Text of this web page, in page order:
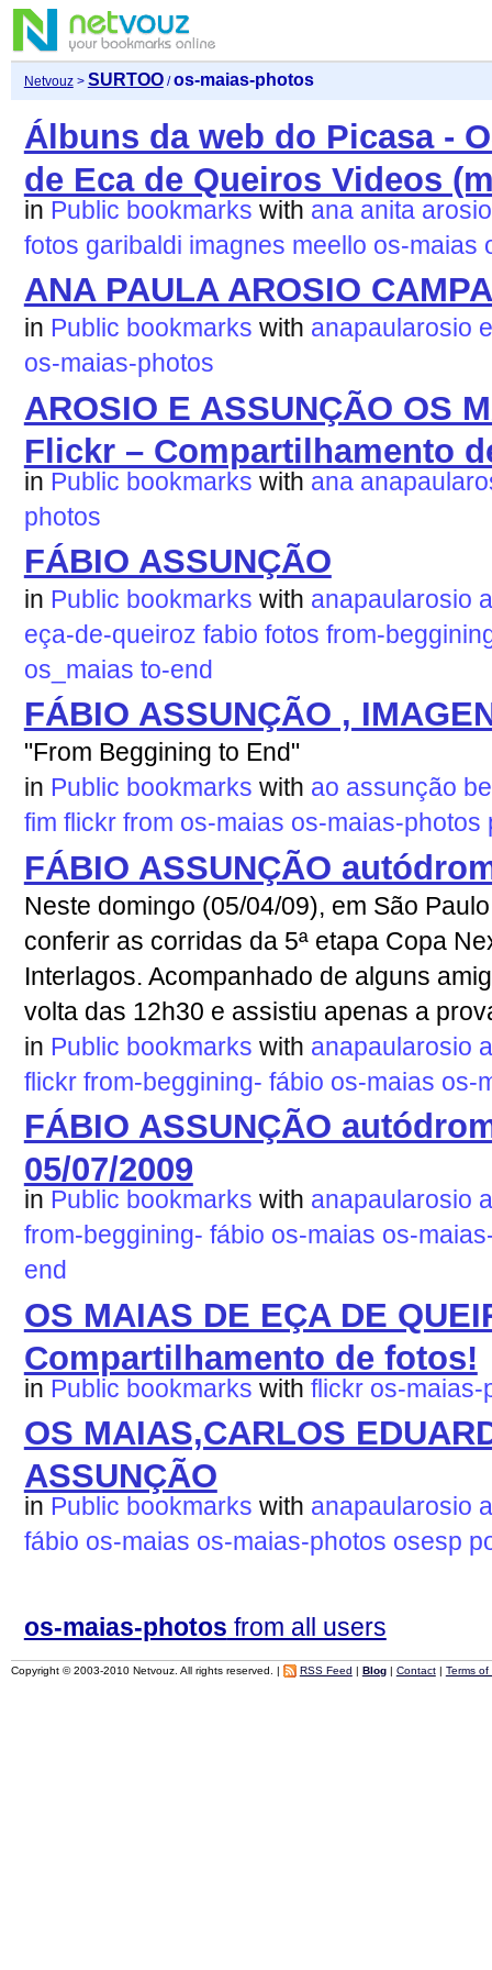
Netvouz> SURTOO/os-maias-photos
Álbuns da web do Picasa -
de Eca de Queiros Videos
in Public bookmarks with ana anita arosio
fotos garibaldi imagnes meello os-maias
ANA PAULA AROSIO
in Public bookmarks with anapaularosio
os-maias-photos
AROSIO E ASSUNÇÃO OS
Flickr – Compartilhamento
in Public bookmarks with ana
photos
FÁBIO ASSUNÇÃO
in Public bookmarks with anapaularosio
eça-de-queiroz fabio fotos from-
os_maias to-end
FÁBIO ASSUNÇÃO ,
"From Beggining to End"
in Public bookmarks with ao assunção
fim flickr from os-maias os-maias-photos
FÁBIO ASSUNÇÃO
Neste domingo (05/04/09), em São
conferir as corridas da 5ª etapa Copa
Interlagos. Acompanhado de alguns
volta das 12h30 e assistiu apenas a
in Public bookmarks with anapaularosio
flickr from-beggining- fábio os-maias os-
FÁBIO ASSUNÇÃO
05/07/2009
in Public bookmarks with anapaularosio
from-beggining- fábio os-maias os-
end
OS MAIAS DE EÇA DE
Compartilhamento de fotos!
in Public bookmarks with flickr os-maias-
OS MAIAS,CARLOS
ASSUNÇÃO
in Public bookmarks with anapaularosio
fábio os-maias os-maias-photos osesp
os-maias-photos from all users
Copyright © 2003-2010 Netvouz. All rights reserved. | RSS Feed | Blog| Contact| Terms of